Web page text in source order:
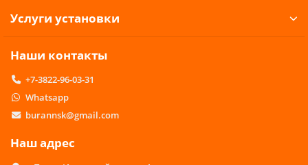
Услуги установки
Наши контакты
+7-3822-96-03-31
Whatsapp
burannsk@gmail.com
Наш адрес